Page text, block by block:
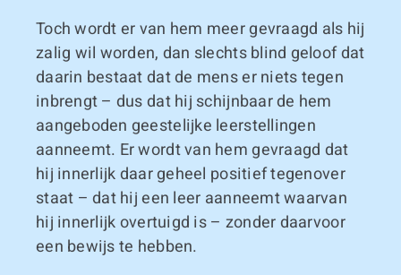
Toch wordt er van hem meer gevraagd als hij
zalig wil worden, dan slechts blind geloof dat
daarin bestaat dat de mens er niets tegen
inbrengt – dus dat hij schijnbaar de hem
aangeboden geestelijke leerstellingen
aanneemt. Er wordt van hem gevraagd dat
hij innerlijk daar geheel positief tegenover
staat – dat hij een leer aanneemt waarvan
hij innerlijk overtuigd is – zonder daarvoor
een bewijs te hebben.